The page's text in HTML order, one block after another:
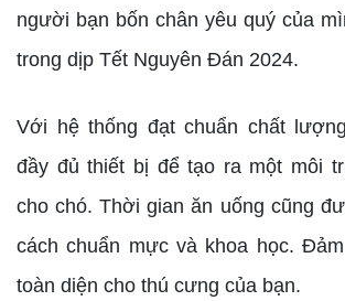
người bạn bốn chân yêu quý của
trong dịp Tết Nguyên Đán 2024.
Với hệ thống đạt chuẩn chất
đầy đủ thiết bị để tạo ra một môi
cho chó. Thời gian ăn uống cũng
cách chuẩn mực và khoa học.
toàn diện cho thú cưng của bạn.